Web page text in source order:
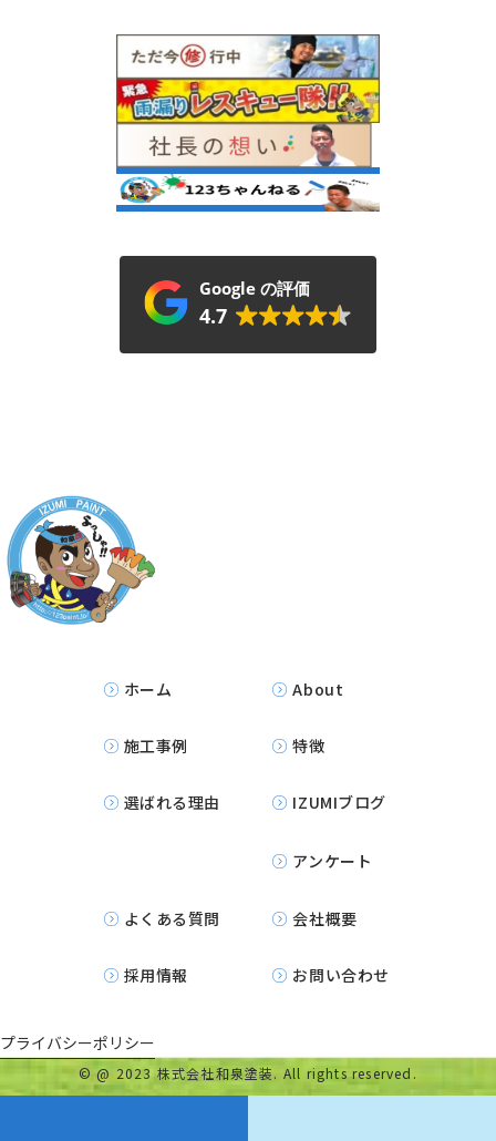
Google の評価
4.7
ホーム About
施工事例 特徴
選ばれる理由 IZUMIブログ
アンケート
よくある質問 会社概要
採用情報 お問い合わせ
© @ 2023 株式会社和泉塗装. All rights reserved.
プライバシーポリシー